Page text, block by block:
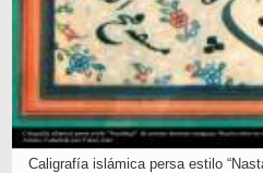
Caligrafía islámica persa estilo